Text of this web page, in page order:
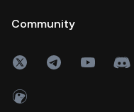
Community